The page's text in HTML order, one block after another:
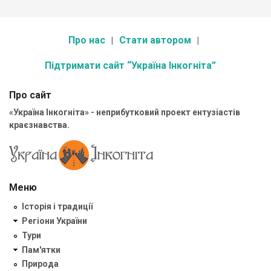
Про нас Стати автором
Підтримати сайт “Україна Інкогніта”
Про сайт
«Україна Інкогніта» - неприбутковий проект ентузіастів
краєзнавства.
Меню
Історія і традиції
Регіони України
Тури
Пам'ятки
Природа